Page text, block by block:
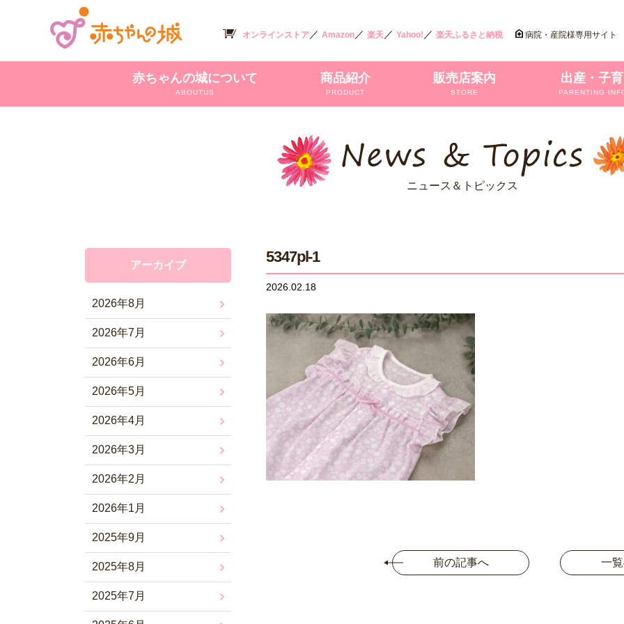
オンラインストア／ Amazon／ 楽天／ Yahoo! ／ 楽天ふるさと納税 病院・産院様専用サイト
赤ちゃんの城について
ABOUTUS
商品紹介
PRODUCT
販売店案内
STORE
出産・子
PARENTING
ニュース＆トピックス
5347pl-1
2026.02.18
前の記事へ 一
アーカイブ
2026年8月
2026年7月
2026年6月
2026年5月
2026年4月
2026年3月
2026年2月
2026年1月
2025年9月
2025年8月
2025年7月